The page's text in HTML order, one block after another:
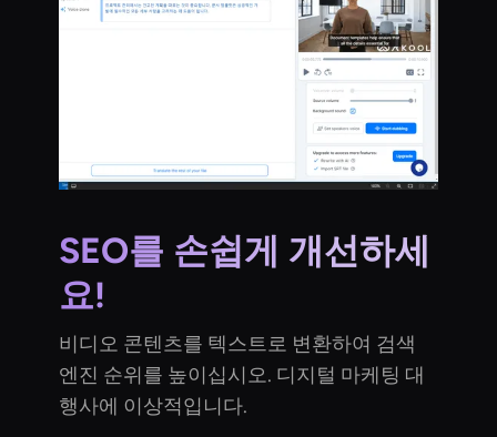
SEO를 손쉽게 개선하세
요!
비디오 콘텐츠를 텍스트로 변환하여 검색
엔진 순위를 높이십시오. 디지털 마케팅 대
행사에 이상적입니다.